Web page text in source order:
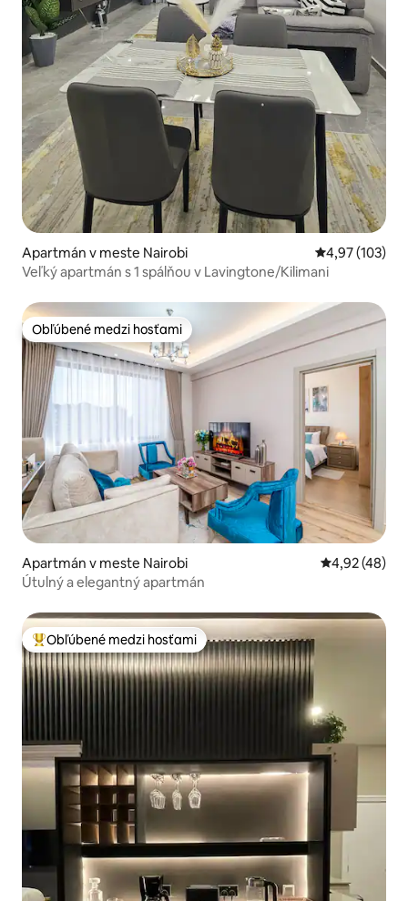
Apartmán v meste Nairobi Priemerné
4,97 (103)
Veľký apartmán s 1 spálňou v Lavingtone/Kilimani
Obľúbené medzi hosťami
Obľúbené medzi hosťami
Apartmán v meste Nairobi Priemerné
4,92 (48)
Útulný a elegantný apartmán
Najobľúbenejšie medzi hosťami
Obľúbené medzi hosťami